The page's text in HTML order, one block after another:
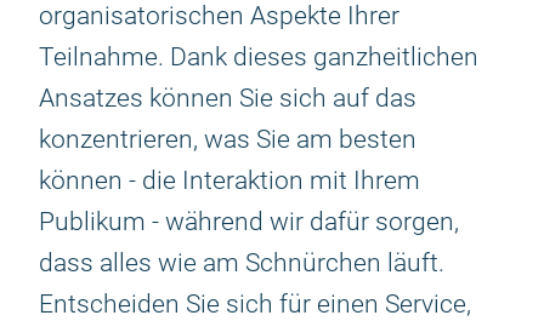
organisatorischen Aspekte Ihrer
Teilnahme. Dank dieses ganzheitlichen
Ansatzes können Sie sich auf das
konzentrieren, was Sie am besten
können - die Interaktion mit Ihrem
Publikum - während wir dafür sorgen,
dass alles wie am Schnürchen läuft.
Entscheiden Sie sich für einen Service,